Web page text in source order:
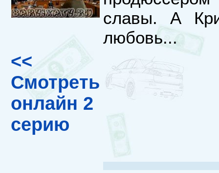
славы. А
любовь...
<<
Смотреть
онлайн 2
серию